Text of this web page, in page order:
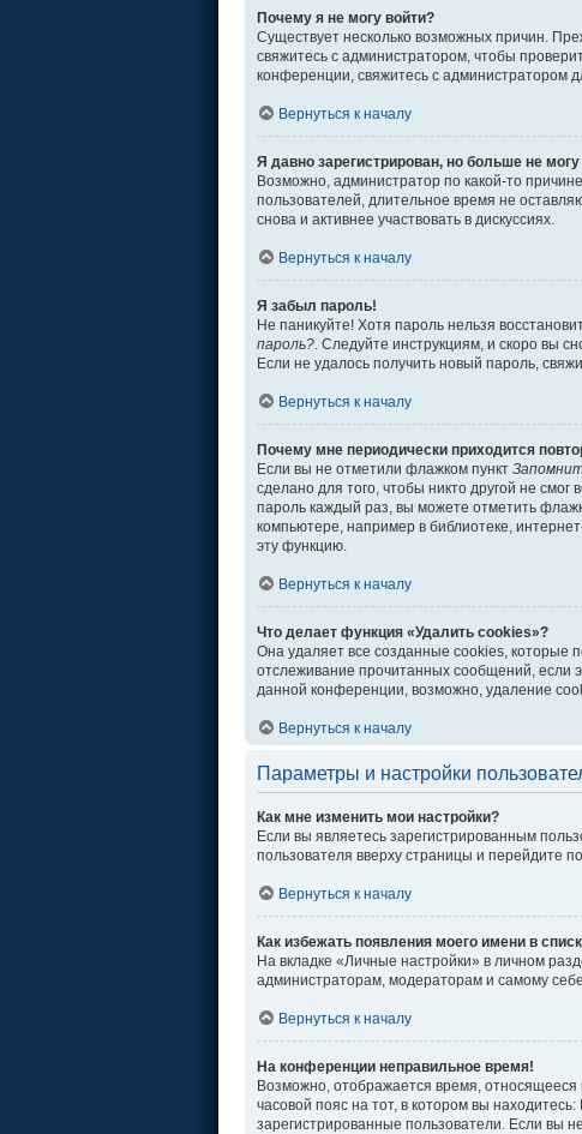
Почему я не могу войти?
Существует несколько возможных причин.
свяжитесь с администратором, чтобы
конференции, свяжитесь с администратором
Вернуться к началу
Я давно зарегистрирован, но больше не могу
Возможно, администратор по какой-то
пользователей, длительное время не
снова и активнее участвовать в дискуссиях.
Вернуться к началу
Я забыл пароль!
Не паникуйте! Хотя пароль нельзя
пароль?. Следуйте инструкциям, и скоро вы
Если не удалось получить новый пароль,
Вернуться к началу
Почему мне периодически приходится
Если вы не отметили флажком пункт
сделано для того, чтобы никто другой не
пароль каждый раз, вы можете отметить
компьютере, например в библиотеке,
эту функцию.
Вернуться к началу
Что делает функция «Удалить cookies»?
Она удаляет все созданные cookies, которые
отслеживание прочитанных сообщений, если
данной конференции, возможно, удаление
Вернуться к началу
Параметры и настройки
Как мне изменить мои настройки?
Если вы являетесь зарегистрированным
пользователя вверху страницы и перейдите
Вернуться к началу
Как избежать появления моего имени в
На вкладке «Личные настройки» в личном
администраторам, модераторам и самому
Вернуться к началу
На конференции неправильное время!
Возможно, отображается время, относящееся
часовой пояс на тот, в котором вы
зарегистрированные пользователи. Если вы